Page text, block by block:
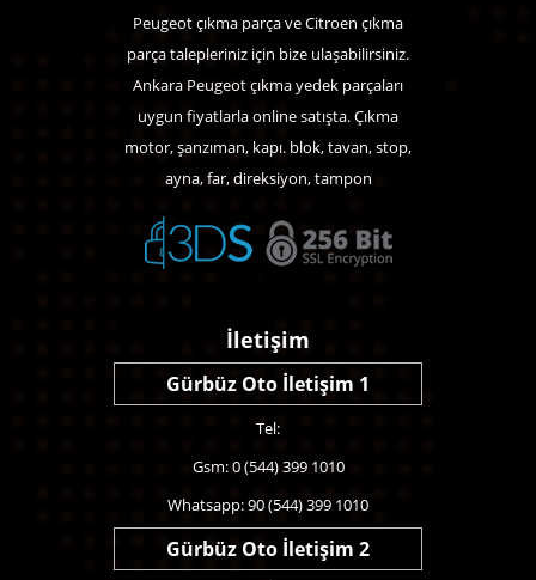
Peugeot çıkma parça ve Citroen çıkma
parça talepleriniz için bize ulaşabilirsiniz.
Ankara Peugeot çıkma yedek parçaları
uygun fiyatlarla online satışta. Çıkma
motor, şanzıman, kapı. blok, tavan, stop,
ayna, far, direksiyon, tampon
İletişim
Gürbüz Oto İletişim 1
Tel:
Gsm: 0 (544) 399 1010
Whatsapp: 90 (544) 399 1010
Gürbüz Oto İletişim 2